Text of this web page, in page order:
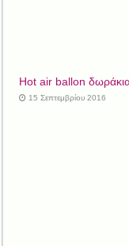
Hot air ballon
15 Σεπτεμβρίου 2016